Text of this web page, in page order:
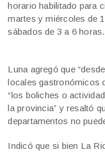
horario habilitado para
martes y miércoles de
sábados de 3 a 6 horas.
Luna agregó que
locales gastronómicos
“los boliches o
la provincia” y resaltó
departamentos no
Indicó que si bien La